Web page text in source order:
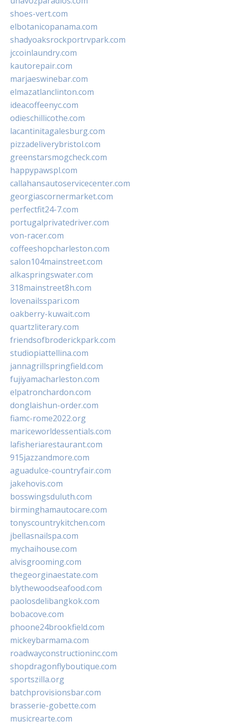
shoes-vert.com
elbotanicopanama.com
shadyoaksrockportrvpark.com
jccoinlaundry.com
kautorepair.com
marjaeswinebar.com
elmazatlanclinton.com
ideacoffeenyc.com
odieschillicothe.com
lacantinitagalesburg.com
pizzadeliverybristol.com
greenstarsmogcheck.com
happypawspl.com
callahansautoservicecenter.com
georgiascornermarket.com
perfectfit24-7.com
portugalprivatedriver.com
von-racer.com
coffeeshopcharleston.com
salon104mainstreet.com
alkaspringswater.com
318mainstreet8h.com
lovenailsspari.com
oakberry-kuwait.com
quartzliterary.com
friendsofbroderickpark.com
studiopiattellina.com
jannagrillspringfield.com
fujiyamacharleston.com
elpatronchardon.com
donglaishun-order.com
fiamc-rome2022.org
mariceworldessentials.com
lafisheriarestaurant.com
915jazzandmore.com
aguadulce-countryfair.com
jakehovis.com
bosswingsduluth.com
birminghamautocare.com
tonyscountrykitchen.com
jbellasnailspa.com
mychaihouse.com
alvisgrooming.com
thegeorginaestate.com
blythewoodseafood.com
paolosdelibangkok.com
bobacove.com
phoone24brookfield.com
mickeybarmama.com
roadwayconstructioninc.com
shopdragonflyboutique.com
sportszilla.org
batchprovisionsbar.com
brasserie-gobette.com
musicrearte.com